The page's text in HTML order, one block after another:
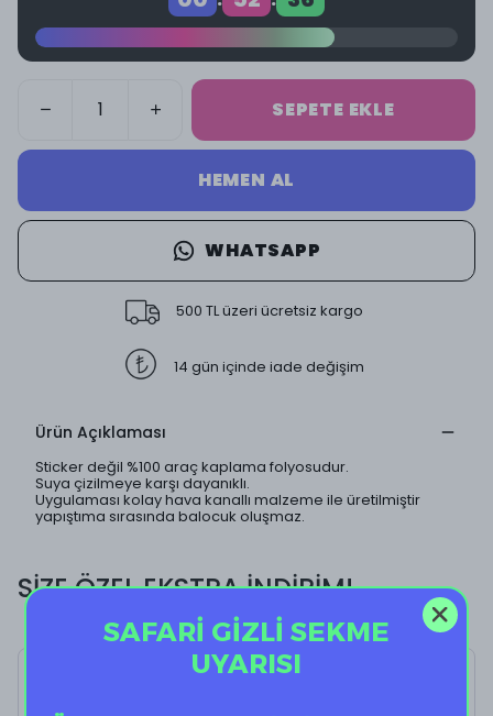
SEPETE EKLE
HEMEN AL
WHATSAPP
500 TL üzeri ücretsiz kargo
14 gün içinde iade değişim
Ürün Açıklaması
Sticker değil %100 araç kaplama folyosudur.
Suya çizilmeye karşı dayanıklı.
Uygulaması kolay hava kanallı malzeme ile üretilmiştir
yapıştıma sırasında balocuk oluşmaz.
SİZE ÖZEL EKSTRA İNDİRİM!
SAFARİ GİZLİ SEKME
UYARISI